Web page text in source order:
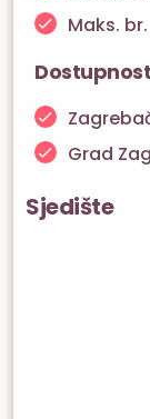
Maks.
Grad
Sjedište